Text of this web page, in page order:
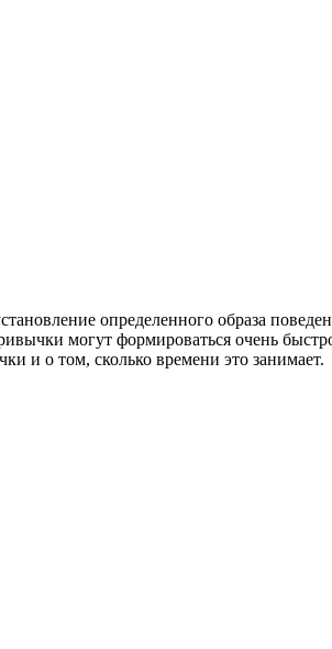
определенного образа
могут формироваться очень
и о том, сколько времени это занимает.